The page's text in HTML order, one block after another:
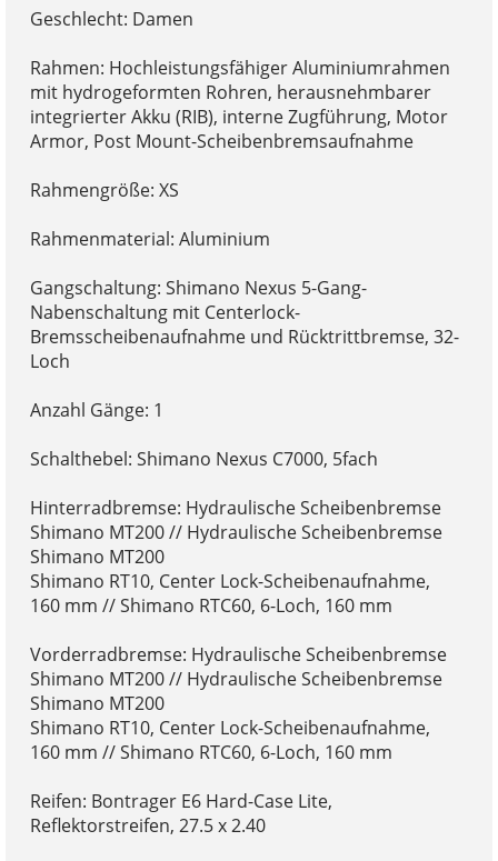
Geschlecht: Damen
Rahmen: Hochleistungsfähiger Aluminiumrahmen
mit hydrogeformten Rohren, herausnehmbarer
integrierter Akku (RIB), interne Zugführung, Motor
Armor, Post Mount-Scheibenbremsaufnahme
Rahmengröße: XS
Rahmenmaterial: Aluminium
Gangschaltung: Shimano Nexus 5-Gang-
Nabenschaltung mit Centerlock-
Bremsscheibenaufnahme und Rücktrittbremse, 32-
Loch
Anzahl Gänge: 1
Schalthebel: Shimano Nexus C7000, 5fach
Hinterradbremse: Hydraulische Scheibenbremse
Shimano MT200 // Hydraulische Scheibenbremse
Shimano MT200
Shimano RT10, Center Lock-Scheibenaufnahme,
160 mm // Shimano RTC60, 6-Loch, 160 mm
Vorderradbremse: Hydraulische Scheibenbremse
Shimano MT200 // Hydraulische Scheibenbremse
Shimano MT200
Shimano RT10, Center Lock-Scheibenaufnahme,
160 mm // Shimano RTC60, 6-Loch, 160 mm
Reifen: Bontrager E6 Hard-Case Lite,
Reflektorstreifen, 27.5 x 2.40